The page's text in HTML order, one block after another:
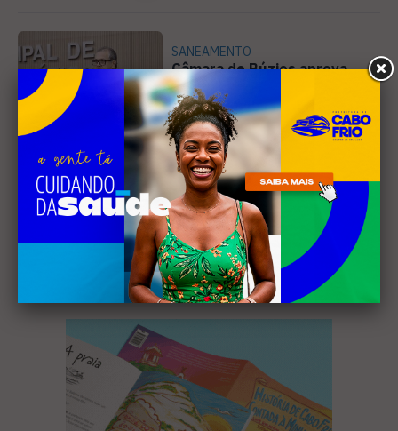
4
SANEAMENTO
Câmara de Búzios aprova
audiência pública para
discutir atuação e serviços
da Prolagos
Receba nossa
newsletter